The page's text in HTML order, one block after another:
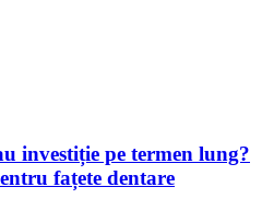
investiție pe termen lung?
fațete dentare